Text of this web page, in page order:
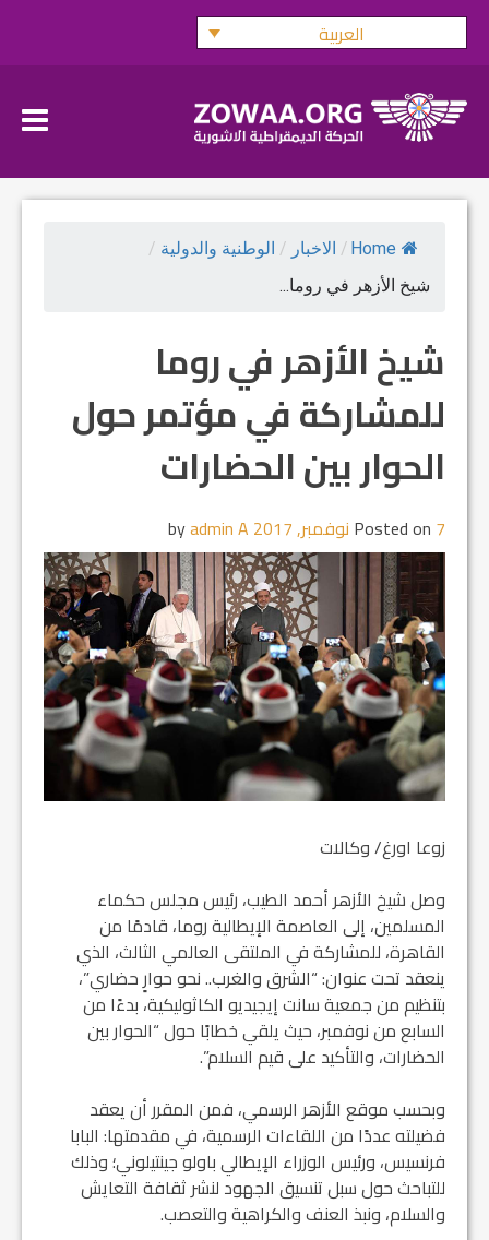
Skip
العربية
Home
/ الاخبار / الوطنية والدولية /
شيخ الأزهر في روما...
شيخ الأزهر في روما
للمشاركة في مؤتمر حول
الحوار بين الحضارات
Posted on 7 نوفمبر, 2017 admin A
زوعا اورغ/ وكالات
وصل شيخ الأزهر أحمد الطيب، رئيس مجلس حكماء
المسلمين، إلى العاصمة الإيطالية روما، قادمًا من
القاهرة، للمشاركة في الملتقى العالمي الثالث، الذي
ينعقد تحت عنوان: “الشرق والغرب.. نحو حوارٍ حضاري”،
بتنظيم من جمعية سانت إيجيديو الكاثوليكية، بدءًا من
السابع من نوفمبر، حيث يلقي خطابًا حول “الحوار بين
الحضارات، والتأكيد على قيم السلام”.
وبحسب موقع الأزهر الرسمي، فمن المقرر أن يعقد
فضيلته عددًا من اللقاءات الرسمية، في مقدمتها: البابا
فرنسيس، ورئيس الوزراء الإيطالي باولو جينتيلوني؛ وذلك
للتباحث حول سبل تنسيق الجهود لنشر ثقافة التعايش
والسلام، ونبذ العنف والكراهية والتعصب.